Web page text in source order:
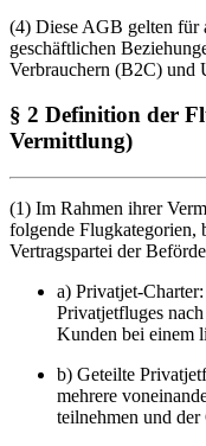
(4) Diese AGB gelten für
geschäftlichen
Verbrauchern (B2C) und
§ 2 Definition der
Vermittlung)
(1) Im Rahmen ihrer
folgende Flugkategorien,
Vertragspartei der
a) Privatjet-
Privatjetfluges
Kunden bei einem
b) Geteilte
mehrere
teilnehmen und